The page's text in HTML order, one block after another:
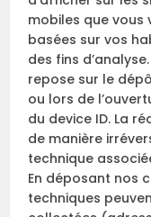
mobiles que vous
basées sur vos
des fins
repose sur le
ou lors de
du device ID. La
de manière
technique
En déposant nos
techniques